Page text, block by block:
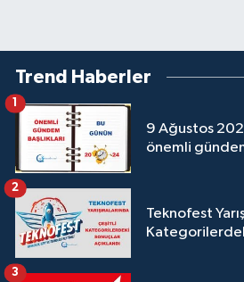
Trend Haberler
9 Ağustos
önemli
1
Teknofest
2
3